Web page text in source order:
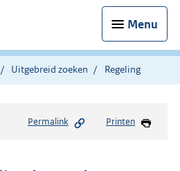
Menu
Uitgebreid zoeken Regeling
Permalink Printen